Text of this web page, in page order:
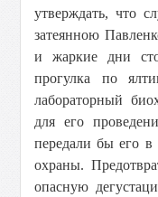
утверждать, что
затеянною
и жаркие дни
прогулка по
лабораторный
для его
передали бы его в
охраны.
опасную